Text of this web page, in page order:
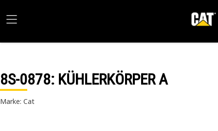
8S-0878: KÜHLERKÖRPER A
Marke: Cat